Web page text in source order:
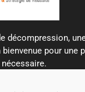
décompression,
bienvenue pour une